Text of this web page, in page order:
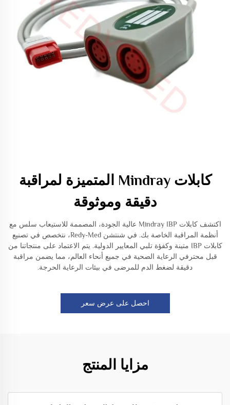
كابلات Mindray المتميزة لمراقبة
دقيقة وموثوقة
اكتشف كابلات Mindray IBP عالية الجودة، المصممة للاستيعاب سلس مع
أنظمة المراقبة الخاصة بك. في شنتشن Redy-Med، نتخصص في تصنيع
كابلات IBP متينة وكفؤة تلبي المعايير الدولية. يتم الاعتماد على منتجاتنا من
قبل محترفي الرعاية الصحية في جميع أنحاء العالم، مما يضمن مراقبة
دقيقة لضغط الدم للمرضى في بيئات الرعاية الحرجة.
احصل على عرض سعر
مزايا المنتج